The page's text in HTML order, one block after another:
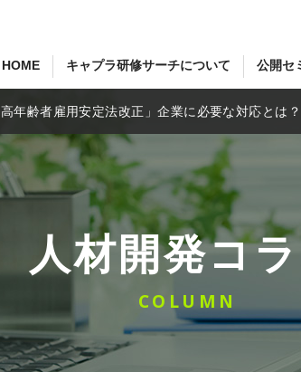
HOME キャプラ研修サーチについて 公開セ
人材開発コ
COLUMN
高年齢者雇用安定法改正」企業に必要な対応とは？